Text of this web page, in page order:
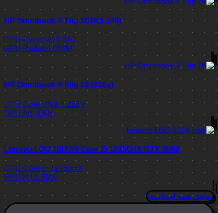
HP Omnibook X Flip 16 (R5 340)
CPU Ryzen AI 5 340
GPU Radeon 840M
HP Omnibook X Flip 16 (226v)
CPU Core Ultra 5 226V
GPU Arc 130v
Lenovo LOQ 15IAX9 Core i5 12450HX RTX 3050
CPU Core i5 12450HX
GPU RTX 3050
نمایش همه لپ‌تاپ‌ها